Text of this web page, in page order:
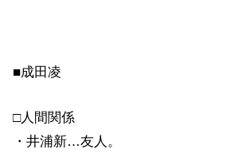
■成田凌
□人間関係
・井浦新…友人。